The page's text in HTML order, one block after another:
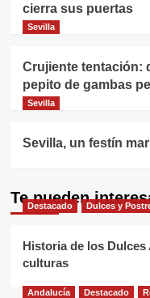
cierra sus puertas
Sevilla
Crujiente tentación:
pepito de gambas
Sevilla
Sevilla, un festín
Te pueden
Destacado Dulces y
Historia de los
culturas
Andalucía Destacado